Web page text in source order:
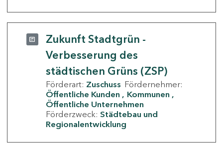
Zukunft Stadtgrün -
Verbesserung des
städtischen Grüns (ZSP)
Förderart: Zuschuss Fördernehmer:
Öffentliche Kunden
Kommunen
Öffentliche Unternehmen
Förderzweck: Städtebau und
Regionalentwicklung